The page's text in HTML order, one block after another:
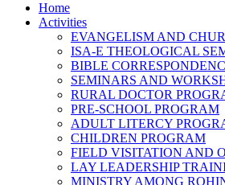
Home
Activities
EVANGELISM AND
ISA-E THEOLOGICAL
BIBLE
SEMINARS AND
RURAL DOCTOR
PRE-SCHOOL PROGRAM
ADULT LITERCY
CHILDREN PROGRAM
FIELD VISITATION AND
LAY LEADERSHIP
MINISTRY AMONG